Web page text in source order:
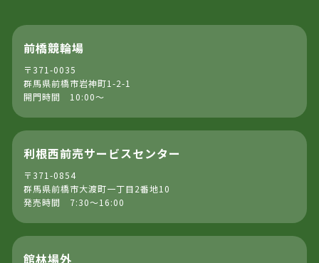
前橋競輪場
〒371-0035
群馬県前橋市岩神町1-2-1
開門時間 10:00～
利根西前売サービスセンター
〒371-0854
群馬県前橋市大渡町一丁目2番地10
発売時間 7:30～16:00
館林場外